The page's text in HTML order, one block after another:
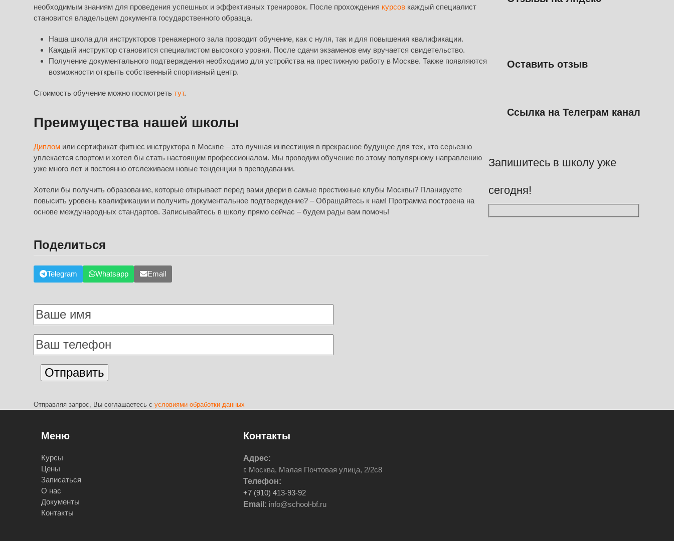
необходимым знаниям для проведения успешных и эффективных тренировок. После прохождения курсов каждый специалист
становится владельцем документа государственного образца.
Наша школа для инструкторов тренажерного зала проводит обучение, как с нуля, так и для повышения квалификации.
Каждый инструктор становится специалистом высокого уровня. После сдачи экзаменов ему вручается свидетельство.
Получение документального подтверждения необходимо для устройства на престижную работу в Москве. Также появляются
возможности открыть собственный спортивный центр.
Стоимость обучение можно посмотретьтут.
Преимущества нашей школы
Диплом или сертификат фитнес инструктора в Москве – это лучшая инвестиция в прекрасное будущее для тех, кто серьезно
увлекается спортом и хотел бы стать настоящим профессионалом. Мы проводим обучение по этому популярному направлению
уже много лет и постоянно отслеживаем новые тенденции в преподавании.
Хотели бы получить образование, которые открывает перед вами двери в самые престижные клубы Москвы? Планируете
повысить уровень квалификации и получить документальное подтверждение? – Обращайтесь к нам! Программа построена на
основе международных стандартов. Записывайтесь в школу прямо сейчас – будем рады вам помочь!
Поделиться
Telegram Whatsapp Email
Оставить отзыв
Ссылка на Телеграм канал
Запишитесь в школу уже
сегодня!
Отправляя запрос, Вы соглашаетесь сусловиями обработки данных
Меню
Курсы
Цены
Записаться
О нас
Документы
Контакты
Контакты
Адрес:
г. Москва, Малая Почтовая улица, 2/2с8
Телефон:
+7 (910) 413-93-92
Email: info@school-bf.ru